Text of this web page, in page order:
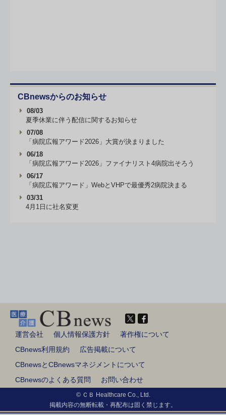
CBnewsからのお知らせ
08/03
夏季休業に伴う配信に関するお知らせ
07/08
「病院広報アワード2026」大賞が決まりました
06/18
「病院広報アワード2026」ファイナリスト4病院出そろう
06/17
「病院広報アワード」WebとVHPで最優秀2病院決まる
03/31
4月1日に社名変更
運営会社 個人情報保護方針
著作権について
CBnews利用規約
広告掲載について
CBnewsとCBnewsマネジメントについて
CBnewsのよくある質問
お問い合わせ
© ＣＢ Healthcare Co., Ltd.
掲載内容の無断転載・再配布は固く禁じます。